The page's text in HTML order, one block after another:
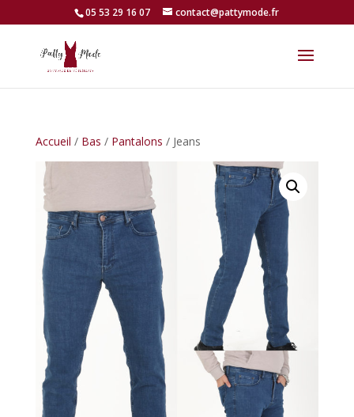
05 53 29 16 07 contact@pattymode.fr
Accueil / Bas / Pantalons / Jeans